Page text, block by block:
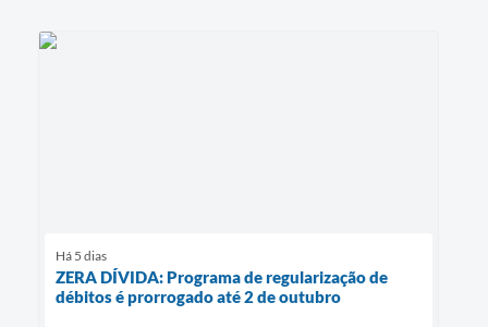
Há 5 dias
ZERA DÍVIDA: Programa de regularização de
débitos é prorrogado até 2 de outubro